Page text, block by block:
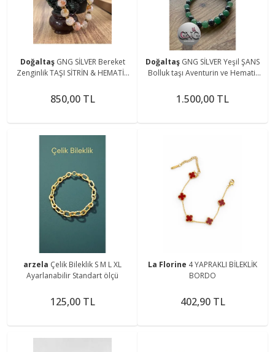
Doğaltaş GNG SİLVER Bereket
Zenginlik TAŞI SİTRİN & HEMATİT
BİLEKLİK
850,00 TL
Doğaltaş GNG SİLVER Yeşil ŞANS
Bolluk taşı Aventurin ve Hematit
1.500,00 TL
arzela Çelik Bileklik S M L XL
Ayarlanabilir Standart ölçü
125,00 TL
La Florine 4 YAPRAKLI BİLEKLİK
BORDO
402,90 TL